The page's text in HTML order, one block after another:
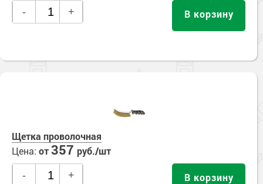
- + В корзину
Щетка проволочная
Цена: от357 руб./шт
- + В корзину